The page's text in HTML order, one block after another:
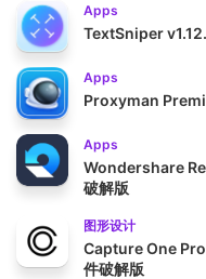
Apps
TextSniper
Apps
Proxyman
Apps
Wondershare
破解版
图形设计
Capture One
件破解版